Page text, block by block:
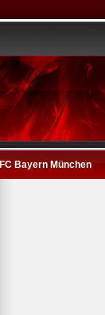
FC Bayern München